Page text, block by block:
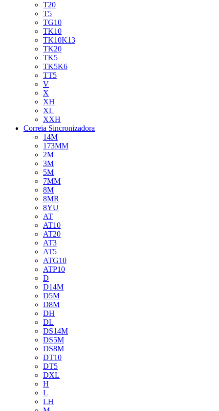
T20
T5
TG10
TK10
TK10K13
TK20
TK5
TK5K6
TT5
V
X
XH
XL
XXH
Correia Sincronizadora
14M
173MM
2M
3M
5M
7MM
8M
8MR
8YU
AT
AT10
AT20
AT3
AT5
ATG10
ATP10
D
D14M
D5M
D8M
DH
DL
DS14M
DS5M
DS8M
DT10
DT5
DXL
H
L
LH